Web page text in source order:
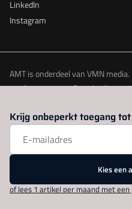
LinkedIn
Instagram
AMT is onderdeel van VMN media.
media voor staat. Op gebruik van
Privacy instellingen
Krijg onbeperkt toegang
Kies een
of lees 1 artikel per maand met